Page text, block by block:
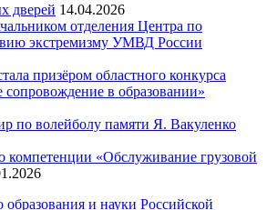
дверей 14.04.2026
отделения Центра по
экстремизму УМВД России
призёром областного конкурса
сопровождение в образовании»
по волейболу памяти Я. Вакуленко
компетенции «Обслуживание грузовой
и науки Российской